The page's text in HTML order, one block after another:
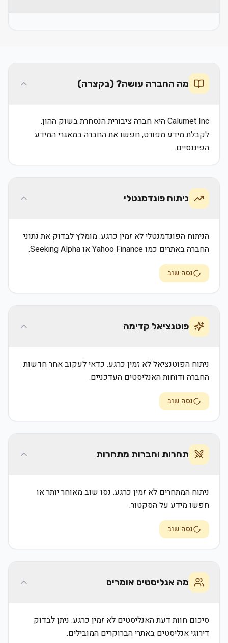
מה החברה עושה? (בקצרה)
Calumet Inc היא חברה ציבורית הנסחרת בשוק ההון.
לקבלת מידע מפורט, חפשו את החברה במאגרי המידע
הפיננסיים.
ניתוח פונדמנטלי
הניתוח הפונדמנטלי לא זמין כרגע. מומלץ לבדוק את נתוני
החברה באתרים כמו Yahoo Finance או Seeking Alpha.
נסה שוב
פוטנציאל קדימה
ניתוח הפוטנציאל לא זמין כרגע. כדאי לעקוב אחר חדשות
החברה ודוחות האנליסטים העדכניים.
נסה שוב
תחרות וחברות מתחרות
ניתוח המתחרים לא זמין כרגע. נסו שוב מאוחר יותר או
חפשו מידע על הסקטור.
נסה שוב
מה אנליסטים אומרים
סיכום חוות דעת האנליסטים לא זמין כרגע. ניתן לבדוק
דירוגי אנליסטים באתרי הברוקרים המובילים.